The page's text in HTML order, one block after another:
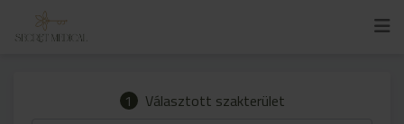
1
Választott szakterület